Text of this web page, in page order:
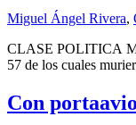
Miguel Ángel Rivera,
CLASE POLITICA
57 de los cuales
Con